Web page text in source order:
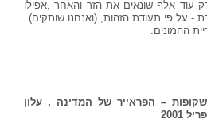
עוד אלף שונאים את הזר והאחר ,אפילו
- על פי תעודת הזהות, (ואנחנו שותקים).
ההמונים.
– הפראייר של המדינה , עלון